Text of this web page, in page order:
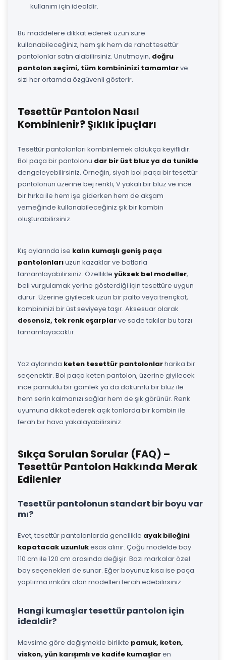
kullanım için idealdir.
Bu maddelere dikkat ederek uzun süre
kullanabileceğiniz, hem şık hem de rahat tesettür
pantolonlar satın alabilirsiniz. Unutmayın, doğru
pantolon seçimi, tüm kombininizi tamamlarve
sizi her ortamda özgüvenli gösterir.
Tesettür Pantolon Nasıl
Kombinlenir? Şıklık İpuçları
Tesettür pantolonları kombinlemek oldukça keyiflidir.
Bol paça bir pantolonu dar bir üst bluz ya da tunikle
dengeleyebilirsiniz. Örneğin, siyah bol paça bir tesettür
pantolonun üzerine bej renkli, V yakalı bir bluz ve ince
bir hırka ile hem işe giderken hem de akşam
yemeğinde kullanabileceğiniz şık bir kombin
oluşturabilirsiniz.
Kış aylarında ise kalın kumaşlı geniş paça
pantolonlarıuzun kazaklar ve botlarla
tamamlayabilirsiniz. Özellikle yüksek bel modeller,
beli vurgulamak yerine gösterdiği için tesettüre uygun
durur. Üzerine giyilecek uzun bir palto veya trençkot,
kombininizi bir üst seviyeye taşır. Aksesuar olarak
desensiz, tek renk eşarplarve sade takılar bu tarzı
tamamlayacaktır.
Yaz aylarında keten tesettür pantolonlarharika bir
seçenektir. Bol paça keten pantolon, üzerine giyilecek
ince pamuklu bir gömlek ya da dökümlü bir bluz ile
hem serin kalmanızı sağlar hem de şık görünür. Renk
uyumuna dikkat ederek açık tonlarda bir kombin ile
ferah bir hava yakalayabilirsiniz.
Sıkça Sorulan Sorular (FAQ) –
Tesettür Pantolon Hakkında Merak
Edilenler
Tesettür pantolonun standart bir boyu var
mı?
Evet, tesettür pantolonlarda genellikle ayak bileğini
kapatacak uzunlukesas alınır. Çoğu modelde boy
110 cm ile 120 cm arasında değişir. Bazı markalar özel
boy seçenekleri de sunar. Eğer boyunuz kısa ise paça
yaptırma imkânı olan modelleri tercih edebilirsiniz.
Hangi kumaşlar tesettür pantolon için
idealdir?
Mevsime göre değişmekle birlikte pamuk, keten,
viskon, yün karışımlı ve kadife kumaşlaren